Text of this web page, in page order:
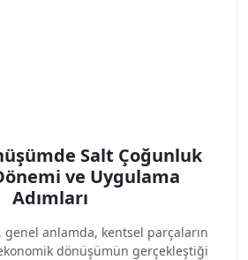
Salt Çoğunluk
ve Uygulama
Adımları
genel anlamda, kentsel parçaların
dönüşümün gerçekleştiği